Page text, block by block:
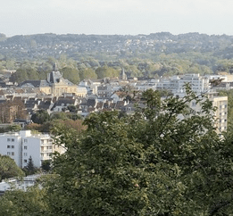
les colonnes affichées
des réseaux sociaux